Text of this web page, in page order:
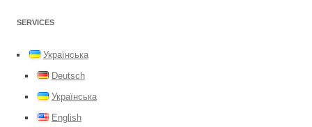
SERVICES
Українська
Deutsch
Українська
English